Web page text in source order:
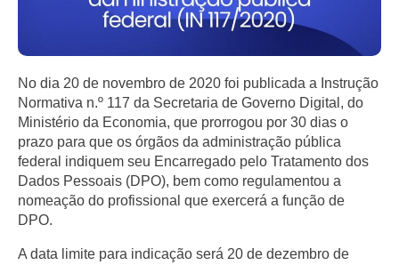
No dia 20 de novembro de 2020 foi publicada a Instrução
Normativa n.º 117 da Secretaria de Governo Digital, do
Ministério da Economia, que prorrogou por 30 dias o
prazo para que os órgãos da administração pública
federal indiquem seu Encarregado pelo Tratamento dos
Dados Pessoais (DPO), bem como regulamentou a
nomeação do profissional que exercerá a função de
DPO.
A data limite para indicação será 20 de dezembro de